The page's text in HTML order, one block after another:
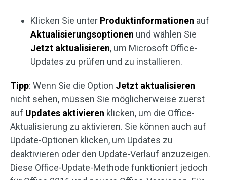
Klicken Sie unter Produktinformationen auf
Aktualisierungsoptionen und wählen Sie
Jetzt aktualisieren, um Microsoft Office-
Updates zu prüfen und zu installieren.
Tipp: Wenn Sie die Option Jetzt aktualisieren
nicht sehen, müssen Sie möglicherweise zuerst
auf Updates aktivieren klicken, um die Office-
Aktualisierung zu aktivieren. Sie können auch auf
Update-Optionen klicken, um Updates zu
deaktivieren oder den Update-Verlauf anzuzeigen.
Diese Office-Update-Methode funktioniert jedoch